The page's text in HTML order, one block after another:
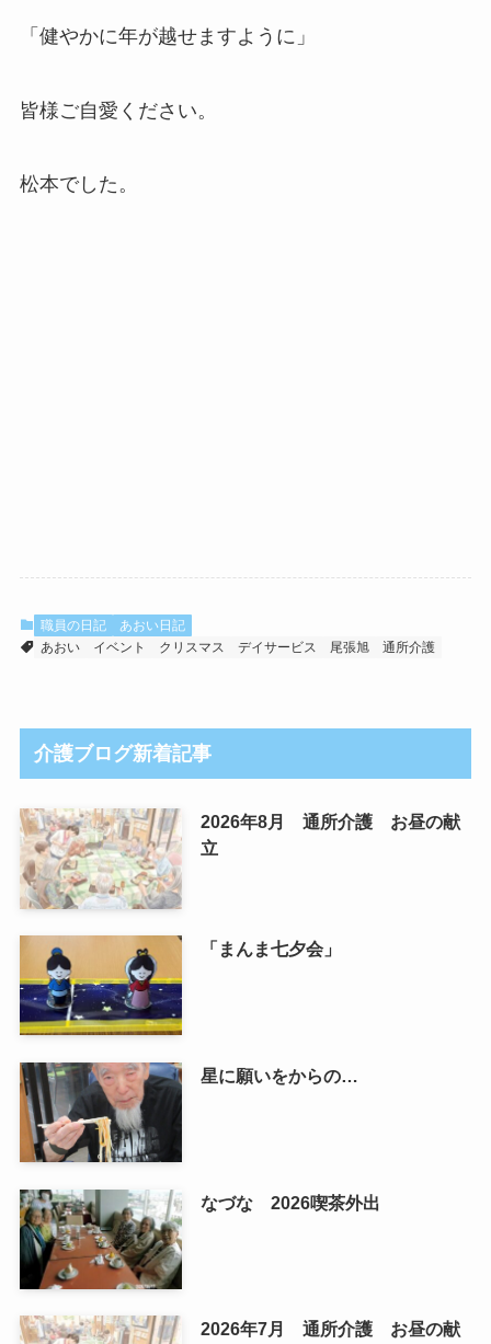
「健やかに年が越せますように」
皆様ご自愛ください。
松本でした。
職員の日記
あおい日記
あおい
イベント クリスマス デイサービス 尾張旭 通所介護
介護ブログ新着記事
2026年8月 通所介護 お昼の献
立
「まんま七夕会」
星に願いをからの…
なづな 2026喫茶外出
2026年7月 通所介護 お昼の献